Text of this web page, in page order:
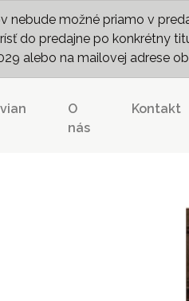
nebude možné priamo v
do predajne po konkrétny
alebo na mailovej adrese
O
nás
Kontakt